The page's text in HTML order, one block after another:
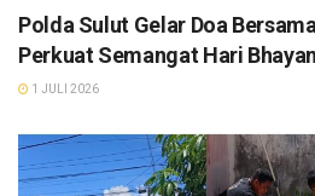
Polda Sulut Gelar Doa
Perkuat Semangat Hari
1 JULI 2026